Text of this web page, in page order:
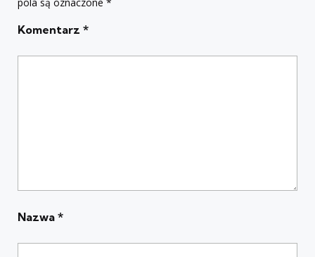
Komentarz *
Nazwa *